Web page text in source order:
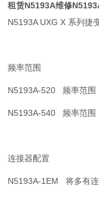
租赁N5193A维修
N5193A UXG X 系列捷
频率范围
N5193A-520 频率范围
N5193A-540 频率范围
连接器配置
N5193A-1EM 将多有